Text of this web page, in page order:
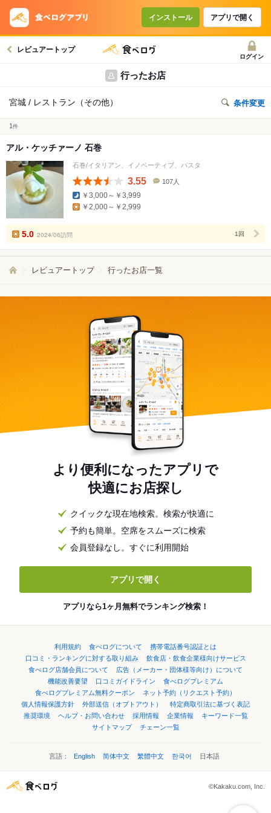
インストール アプリで開く
レビュアートップ
ログイン
行ったお店
宮城 / レストラン（その他） 条件変更
1 件
アル・ケッチァーノ 石巻
石巻/イタリアン、イノベーティブ、パスタ
3.55
数
107人
￥3,000～￥3,999
￥2,000～￥2,999
5.0 2024/06訪問 1回
レビュアートップ 行ったお店一覧
より便利になったアプリで
快適にお店探し
クイックな現在地検索。検索が快適に
予約も簡単。空席をスムーズに検索
会員登録なし。すぐに利用開始
アプリで開く
アプリなら1ヶ月無料でランキング検索！
利用規約 食べログについて
携帯電話番号認証とは
口コミ・ランキングに対する取り組み
飲食店・飲食企業様向けサービス
食べログ店舗会員について
広告（メーカー・団体様等向け）について
機能改善要望
口コミガイドライン
食べログプレミアム
食べログプレミアム無料クーポン
ネット予約（リクエスト予約）
個人情報保護方針
外部送信（オプトアウト）
特定商取引法に基づく表記
推奨環境
ヘルプ・お問い合わせ 採用情報 企業情報
キーワード一覧
サイトマップ
チェーン一覧
言語： English 简体中文 繁體中文 한국어 日本語
©Kakaku.com, Inc.